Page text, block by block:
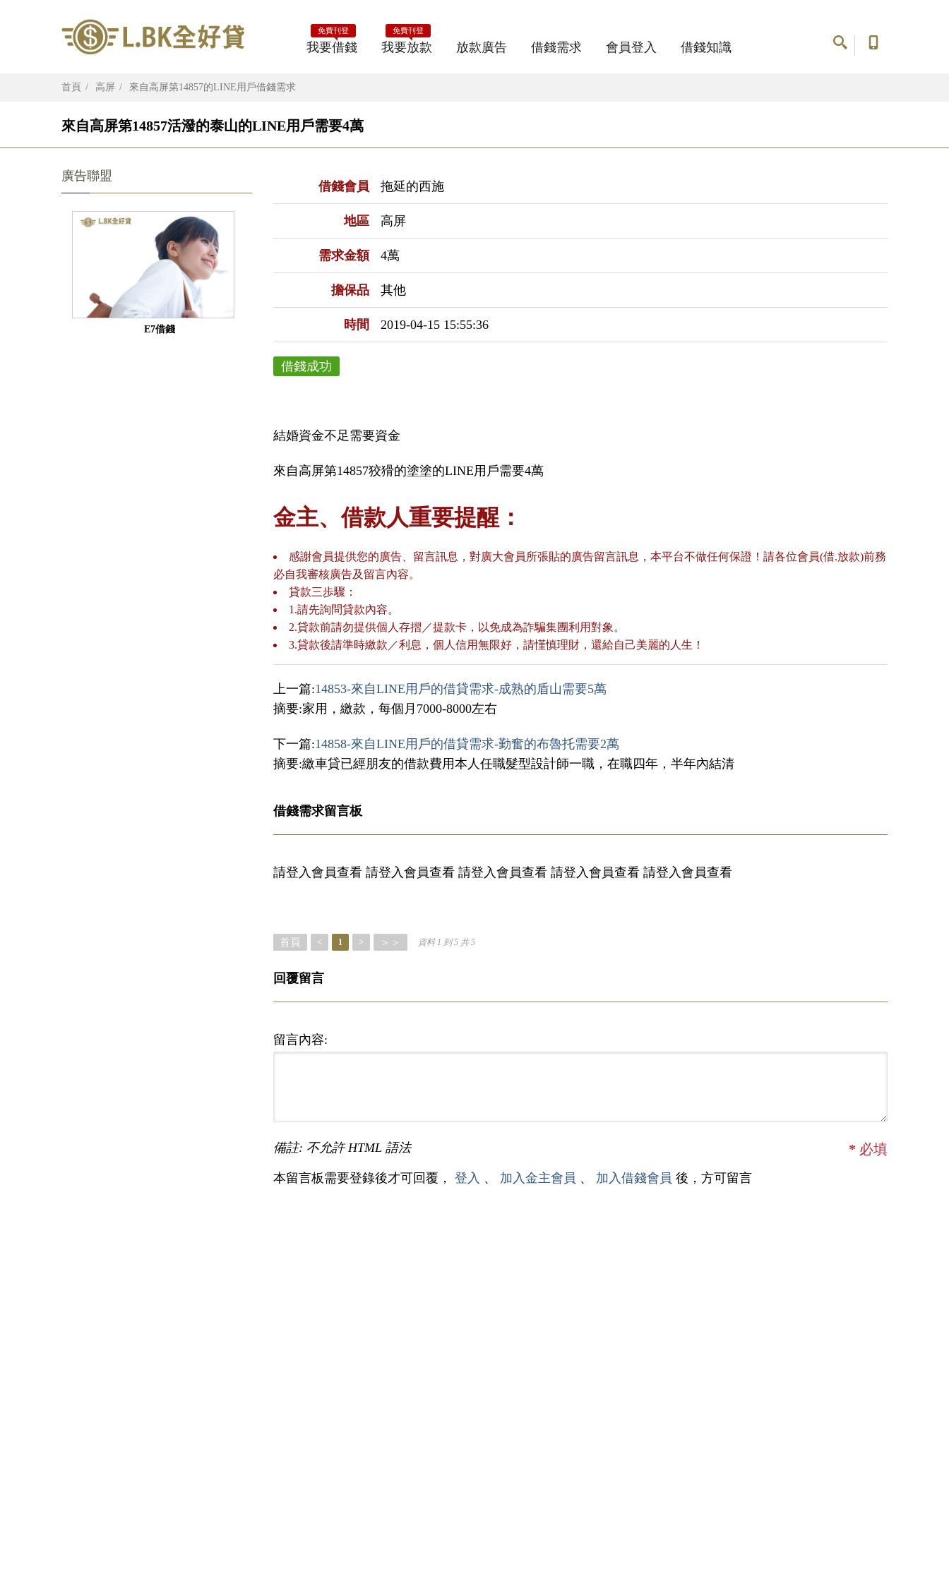
我要借錢
免費刊登
我要放款
免費刊登
放款廣告 借錢需求 會員登入 借錢知識
首頁 高屏 來自高屏第14857的LINE用戶借錢需求
來自高屏第14857活潑的泰山的LINE用戶需要4萬
借錢會員 拖延的西施
地區 高屏
需求金額 4萬
擔保品 其他
時間 2019-04-15 15:55:36
借錢成功
結婚資金不足需要資金
來自高屏第14857狡猾的塗塗的LINE用戶需要4萬
金主、借款人重要提醒：
感謝會員提供您的廣告、留言訊息，對廣大會員所張貼的廣告留言訊息，本平台不做任何保證！請各位會員(借.放款)前務
必自我審核廣告及留言內容。
貸款三歩驟：
1.請先詢問貸款內容。
2.貸款前請勿提供個人存摺／提款卡，以免成為詐騙集團利用對象。
3.貸款後請準時繳款／利息，個人信用無限好，請慬慎理財，還給自己美麗的人生！
上一篇:14853-來自LINE用戶的借貸需求-成熟的盾山需要5萬
摘要:家用，繳款，每個月7000-8000左右
下一篇:14858-來自LINE用戶的借貸需求-勤奮的布魯托需要2萬
摘要:繳車貸已經朋友的借款費用本人任職髮型設計師一職，在職四年，半年內結清
借錢需求留言板
請登入會員查看 請登入會員查看 請登入會員查看 請登入會員查看 請登入會員查看
首頁 < 1 > ＞＞ 資料 1 到 5 共 5
回覆留言
留言內容:
備註: 不允許 HTML 語法 * 必填
本留言板需要登錄後才可回覆， 登入 、 加入金主會員 、 加入借錢會員 後，方可留言
廣告聯盟
E7借錢